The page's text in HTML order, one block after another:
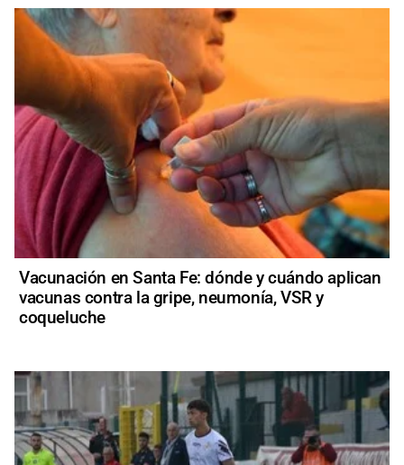
Vacunación en Santa Fe: dónde y cuándo aplican
vacunas contra la gripe, neumonía, VSR y
coqueluche